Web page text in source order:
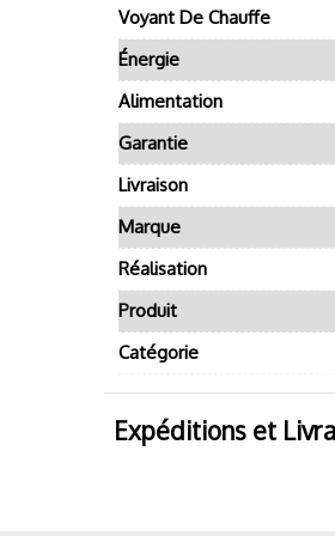
Voyant De Chauffe
Énergie
Alimentation
Garantie
Livraison
Marque
Réalisation
Produit
Catégorie
Expéditions et